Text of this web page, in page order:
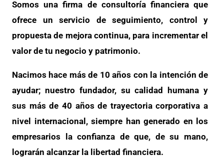
Somos una firma de consultoría financiera que
ofrece un servicio de seguimiento, control y
propuesta de mejora continua, para incrementar el
valor de tu negocio y patrimonio.
Nacimos hace más de 10 años con la intención de
ayudar; nuestro fundador, su calidad humana y
sus más de 40 años de trayectoria corporativa a
nivel internacional, siempre han generado en los
empresarios la confianza de que, de su mano,
lograrán alcanzar la libertad financiera.